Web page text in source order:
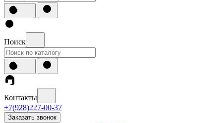
Поиск
Контакты
+7(928)227-00-37
Заказать звонок